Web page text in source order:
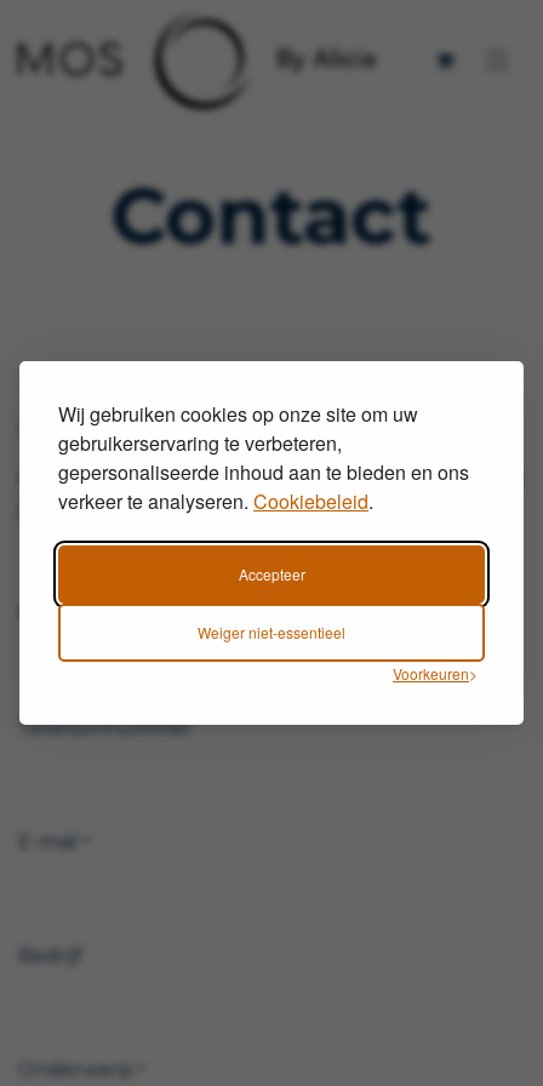
Wij gebruiken cookies op onze site om uw
gebruikerservaring te verbeteren,
gepersonaliseerde inhoud aan te bieden en ons
verkeer te analyseren. Cookiebeleid.
Accepteer
Weiger niet-essentieel
Voorkeuren
Contact
Neem gerust contact met ons op!
Het team van MOS by Alicia helpt jouw graag met al
je vragen.
Naam
Telefoonnummer
E-mail
Bedrijf
Onderwerp